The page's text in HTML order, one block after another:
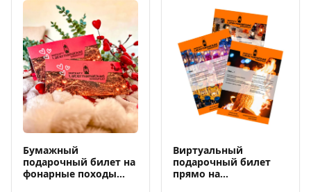
Бумажный
подарочный билет на
фонарные походы
Виртуальный
подарочный билет
прямо на